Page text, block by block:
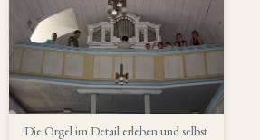
Die Orgel im Detail erleben und selbst